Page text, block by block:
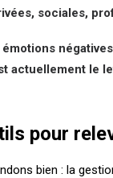
sociales,
actuellement le
pour
bien : la